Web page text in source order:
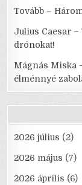
Tovább –
Julius Caesar
drónokat!
Mágnás Miska
élménnyé
2026 július (2)
2026 május (7)
2026 április (6)